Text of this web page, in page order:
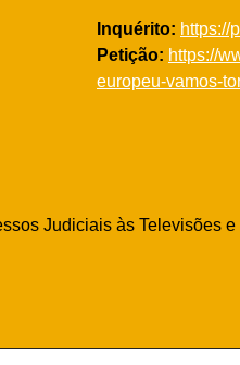
Inquérito: https://
Petição: https://
europeu-vamos-
Judiciais às Televisões